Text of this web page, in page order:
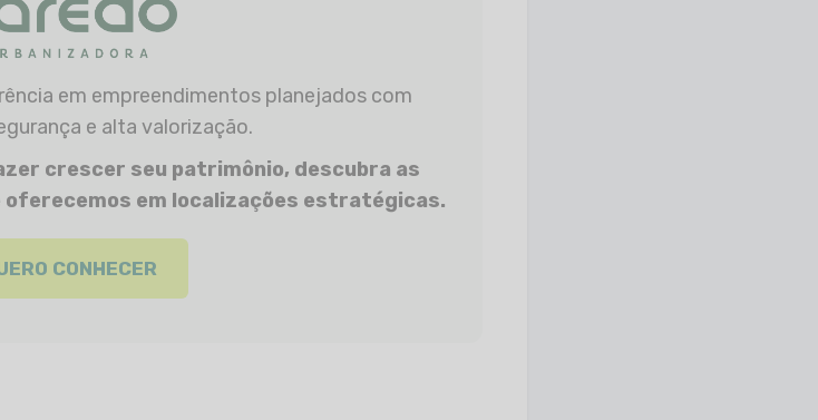
e alta valorização.
crescer seu patrimônio, descubra as
em localizações estratégicas.
CONHECER